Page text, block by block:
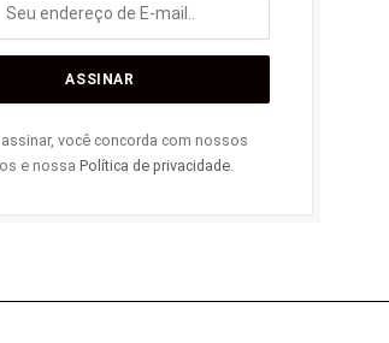
você concorda com nossos
e nossa Política de privacidade.